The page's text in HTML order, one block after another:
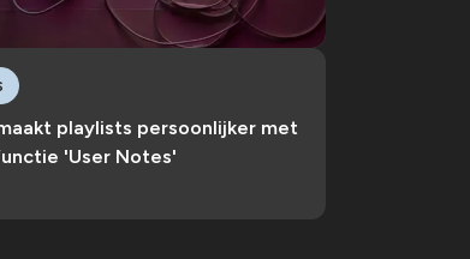
playlists persoonlijker met
'User Notes'